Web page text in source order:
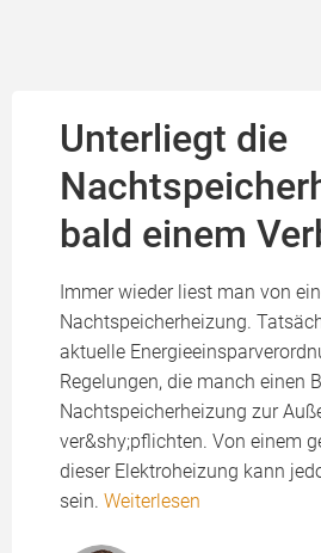
Unterliegt die
bald einem
Immer wieder liest man von
Nachtspeicherheizung.
aktuelle
Regelungen, die manch einen
Nachtspeicherheizung zur
ver&shy;pflichten. Von einem
dieser Elektroheizung kann
sein. Weiterlesen